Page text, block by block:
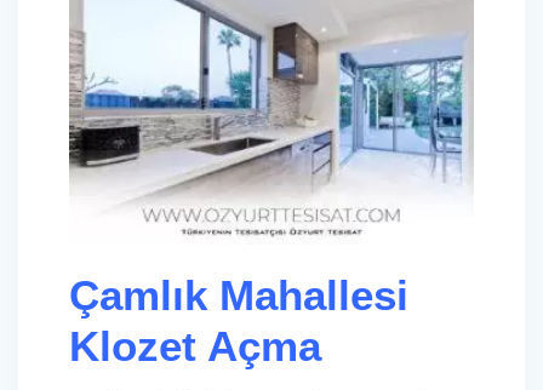
Çamlık Mahallesi
Klozet Açma